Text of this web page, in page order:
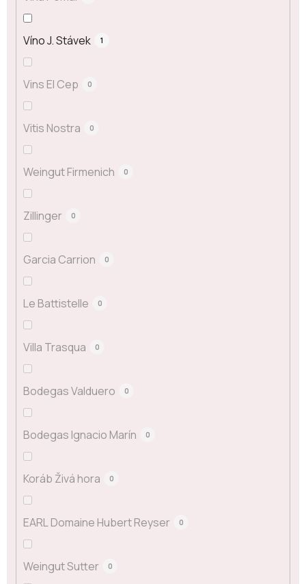
Víno J. Stávek 1
Vins El Cep 0
Vitis Nostra 0
Weingut Firmenich 0
Zillinger 0
Garcia Carrion 0
Le Battistelle 0
Villa Trasqua 0
Bodegas Valduero 0
Bodegas Ignacio Marín 0
Koráb Živá hora 0
EARL Domaine Hubert Reyser 0
Weingut Sutter 0